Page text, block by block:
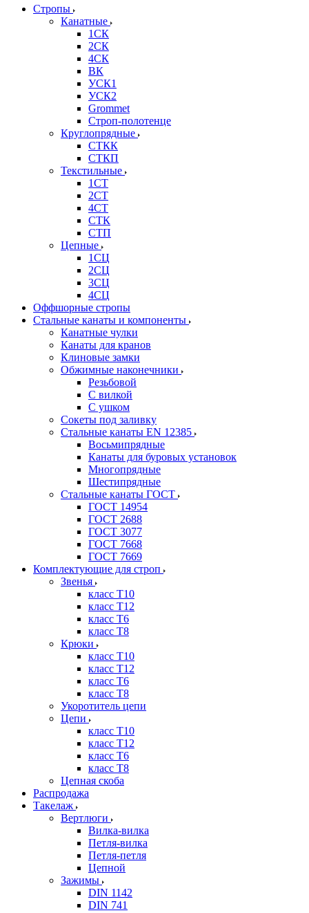
Стропы
Канатные
1СК
2СК
4СК
ВК
УСК1
УСК2
Grommet
Строп-полотенце
Круглопрядные
СТКК
СТКП
Текстильные
1СТ
2СТ
4СТ
СТК
СТП
Цепные
1СЦ
2СЦ
3СЦ
4СЦ
Оффшорные стропы
Стальные канаты и компоненты
Канатные чулки
Канаты для кранов
Клиновые замки
Обжимные наконечники
Резьбовой
С вилкой
С ушком
Сокеты под заливку
Стальные канаты EN 12385
Восьмипрядные
Канаты для буровых установок
Многопрядные
Шестипрядные
Стальные канаты ГОСТ
ГОСТ 14954
ГОСТ 2688
ГОСТ 3077
ГОСТ 7668
ГОСТ 7669
Комплектующие для строп
Звенья
класс Т10
класс Т12
класс Т6
класс Т8
Крюки
класс Т10
класс Т12
класс Т6
класс Т8
Укоротитель цепи
Цепи
класс Т10
класс Т12
класс Т6
класс Т8
Цепная скоба
Распродажа
Такелаж
Вертлюги
Вилка-вилка
Петля-вилка
Петля-петля
Цепной
Зажимы
DIN 1142
DIN 741